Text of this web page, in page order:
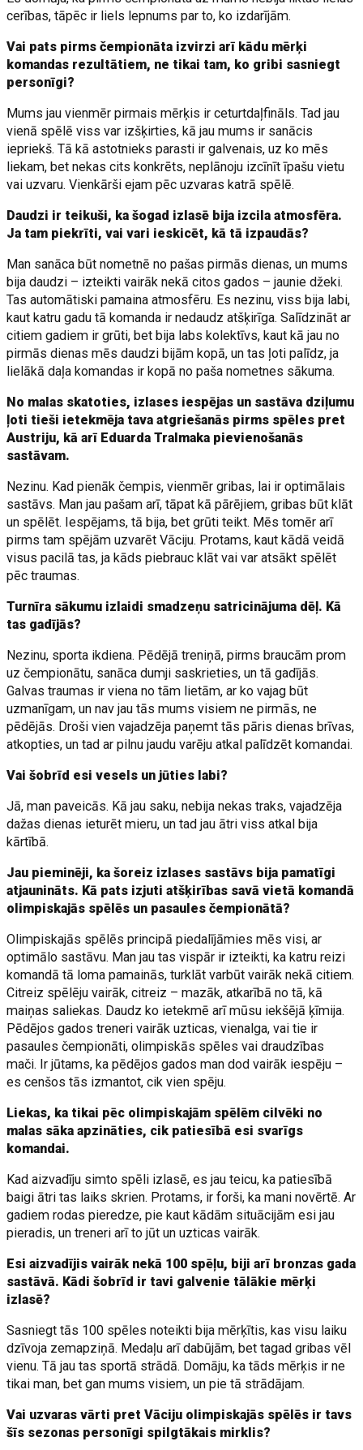
cerības, tāpēc ir liels lepnums par to, ko izdarījām.
Vai pats pirms čempionāta izvirzi arī kādu mērķi
komandas rezultātiem, ne tikai tam, ko gribi sasniegt
personīgi?
Mums jau vienmēr pirmais mērķis ir ceturtdaļfināls. Tad jau
vienā spēlē viss var izšķirties, kā jau mums ir sanācis
iepriekš. Tā kā astotnieks parasti ir galvenais, uz ko mēs
liekam, bet nekas cits konkrēts, neplānoju izcīnīt īpašu vietu
vai uzvaru. Vienkārši ejam pēc uzvaras katrā spēlē.
Daudzi ir teikuši, ka šogad izlasē bija izcila atmosfēra.
Ja tam piekrīti, vai vari ieskicēt, kā tā izpaudās?
Man sanāca būt nometnē no pašas pirmās dienas, un mums
bija daudzi – izteikti vairāk nekā citos gados – jaunie džeki.
Tas automātiski pamaina atmosfēru. Es nezinu, viss bija labi,
kaut katru gadu tā komanda ir nedaudz atšķirīga. Salīdzināt ar
citiem gadiem ir grūti, bet bija labs kolektīvs, kaut kā jau no
pirmās dienas mēs daudzi bijām kopā, un tas ļoti palīdz, ja
lielākā daļa komandas ir kopā no paša nometnes sākuma.
No malas skatoties, izlases iespējas un sastāva dziļumu
ļoti tieši ietekmēja tava atgriešanās pirms spēles pret
Austriju, kā arī Eduarda Tralmaka pievienošanās
sastāvam.
Nezinu. Kad pienāk čempis, vienmēr gribas, lai ir optimālais
sastāvs. Man jau pašam arī, tāpat kā pārējiem, gribas būt klāt
un spēlēt. Iespējams, tā bija, bet grūti teikt. Mēs tomēr arī
pirms tam spējām uzvarēt Vāciju. Protams, kaut kādā veidā
visus pacilā tas, ja kāds piebrauc klāt vai var atsākt spēlēt
pēc traumas.
Turnīra sākumu izlaidi smadzeņu satricinājuma dēļ. Kā
tas gadījās?
Nezinu, sporta ikdiena. Pēdējā treniņā, pirms braucām prom
uz čempionātu, sanāca dumji saskrieties, un tā gadījās.
Galvas traumas ir viena no tām lietām, ar ko vajag būt
uzmanīgam, un nav jau tās mums visiem ne pirmās, ne
pēdējās. Droši vien vajadzēja paņemt tās pāris dienas brīvas,
atkopties, un tad ar pilnu jaudu varēju atkal palīdzēt komandai.
Vai šobrīd esi vesels un jūties labi?
Jā, man paveicās. Kā jau saku, nebija nekas traks, vajadzēja
dažas dienas ieturēt mieru, un tad jau ātri viss atkal bija
kārtībā.
Jau pieminēji, ka šoreiz izlases sastāvs bija pamatīgi
atjaunināts. Kā pats izjuti atšķirības savā vietā komandā
olimpiskajās spēlēs un pasaules čempionātā?
Olimpiskajās spēlēs principā piedalījāmies mēs visi, ar
optimālo sastāvu. Man jau tas vispār ir izteikti, ka katru reizi
komandā tā loma pamainās, turklāt varbūt vairāk nekā citiem.
Citreiz spēlēju vairāk, citreiz – mazāk, atkarībā no tā, kā
maiņas saliekas. Daudz ko ietekmē arī mūsu iekšējā ķīmija.
Pēdējos gados treneri vairāk uzticas, vienalga, vai tie ir
pasaules čempionāti, olimpiskās spēles vai draudzības
mači. Ir jūtams, ka pēdējos gados man dod vairāk iespēju –
es cenšos tās izmantot, cik vien spēju.
Liekas, ka tikai pēc olimpiskajām spēlēm cilvēki no
malas sāka apzināties, cik patiesībā esi svarīgs
komandai.
Kad aizvadīju simto spēli izlasē, es jau teicu, ka patiesībā
baigi ātri tas laiks skrien. Protams, ir forši, ka mani novērtē. Ar
gadiem rodas pieredze, pie kaut kādām situācijām esi jau
pieradis, un treneri arī to jūt un uzticas vairāk.
Esi aizvadījis vairāk nekā 100 spēļu, biji arī bronzas gada
sastāvā. Kādi šobrīd ir tavi galvenie tālākie mērķi
izlasē?
Sasniegt tās 100 spēles noteikti bija mērķītis, kas visu laiku
dzīvoja zemapziņā. Medaļu arī dabūjām, bet tagad gribas vēl
vienu. Tā jau tas sportā strādā. Domāju, ka tāds mērķis ir ne
tikai man, bet gan mums visiem, un pie tā strādājam.
Vai uzvaras vārti pret Vāciju olimpiskajās spēlēs ir tavs
šīs sezonas personīgi spilgtākais mirklis?